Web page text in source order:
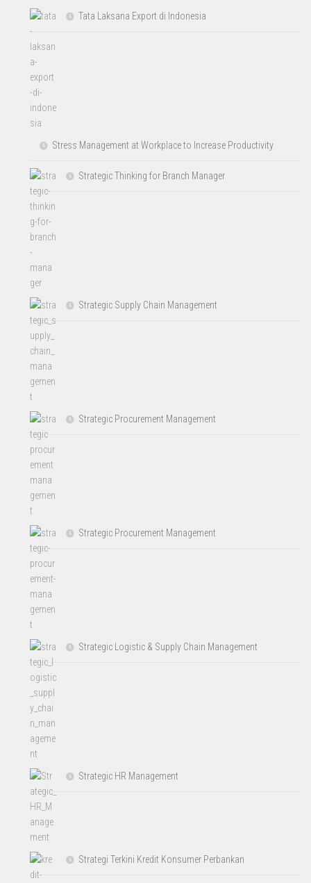
Tata Laksana Export di Indonesia
Stress Management at Workplace to Increase Productivity
Strategic Thinking for Branch Manager
Strategic Supply Chain Management
Strategic Procurement Management
Strategic Procurement Management
Strategic Logistic & Supply Chain Management
Strategic HR Management
Strategi Terkini Kredit Konsumer Perbankan